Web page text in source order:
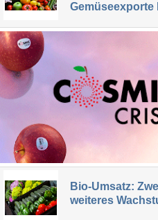
Gemüseexporte
Bio-Umsatz:
weiteres